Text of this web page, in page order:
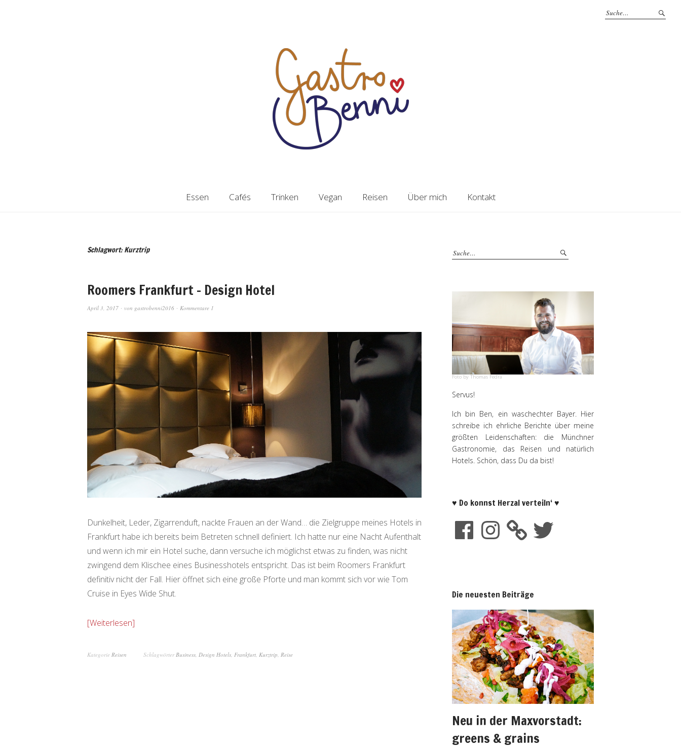
Essen Cafés Trinken Vegan Reisen Über mich Kontakt
Schlagwort: Kurztrip
Roomers Frankfurt – Design Hotel
April 3, 2017 von gastrobenni2016 Kommentare 1
Dunkelheit, Leder, Zigarrenduft, nackte Frauen an der Wand… die Zielgruppe meines Hotels in
Frankfurt habe ich bereits beim Betreten schnell definiert. Ich hatte nur eine Nacht Aufenthalt
und wenn ich mir ein Hotel suche, dann versuche ich möglichst etwas zu finden, was nicht
zwingend dem Klischee eines Businesshotels entspricht. Das ist beim Roomers Frankfurt
definitiv nicht der Fall. Hier öffnet sich eine große Pforte und man kommt sich vor wie Tom
Cruise in Eyes Wide Shut.
Weiterlesen
Kategorie Reisen SchlagwörterBusiness, Design Hotels, Frankfurt, Kurztrip, Reise
Foto by Thomas Fedra
Servus!
Ich bin Ben, ein waschechter Bayer. Hier
schreibe ich ehrliche Berichte über meine
größten Leidenschaften: die Münchner
Gastronomie, das Reisen und natürlich
Hotels. Schön, dass Du da bist!
♥ Do konnst Herzal verteiln‘ ♥
Die neuesten Beiträge
Neu in der Maxvorstadt:
greens & grains